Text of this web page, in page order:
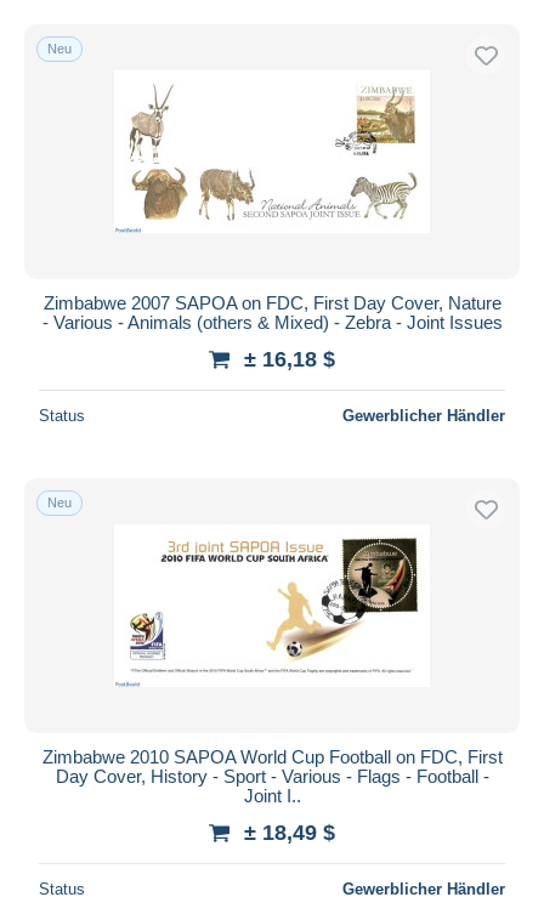
Neu
Zimbabwe 2007 SAPOA on FDC, First Day Cover, Nature
- Various - Animals (others & Mixed) - Zebra - Joint Issues
± 16,18 $
Status Gewerblicher Händler
Neu
Zimbabwe 2010 SAPOA World Cup Football on FDC, First
Day Cover, History - Sport - Various - Flags - Football -
Joint I..
± 18,49 $
Status Gewerblicher Händler